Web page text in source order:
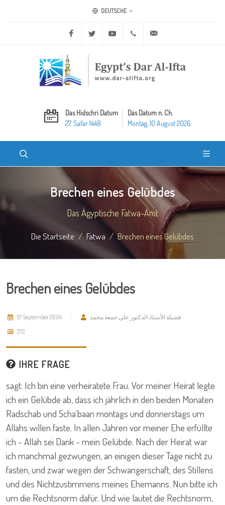
DEUTSCHE
Facebook Twitter Youtube +20 2 25970400
Das Hidschri Datum
27. Safar 1448
Das Datum n. Ch.
Montag, 10 August 2026
Brechen eines Gelübdes
Das Ägyptische Fatwa-Amt
Die Startseite Fatwa Brechen eines Gelübdes
Brechen eines Gelübdes
01 September 2004
فضيلة الأستاذ الدكتور علي جمعة محمد
272
IHRE FRAGE
sagt: Ich bin eine verheiratete Frau. Vor meiner Heirat legte
ich ein Gelübde ab, dass ich jährlich in den beiden Monaten
Radschab und Scha´baan montags und donnerstags um
Allahs willen faste. In allen Jahren vor meiner Ehe erfüllte
ich - Allah sei Dank - mein Gelübde. Nach der Heirat war
ich manchmal gezwungen, an einigen dieser Tage nicht zu
fasten, und zwar wegen der Schwangerschaft, des Stillens
und des Nichtzustimmens meines Ehemanns. Nun bitte ich
um die Rechtsnorm dafür. Und wie lautet die Rechtsnorm,